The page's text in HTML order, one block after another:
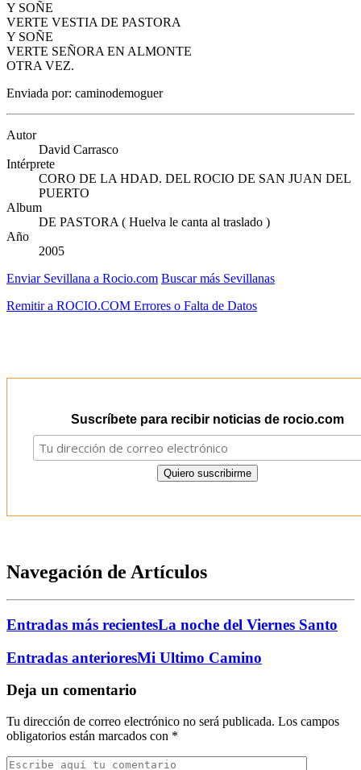
Y SOÑE
VERTE VESTIA DE PASTORA
Y SOÑE
VERTE SEÑORA EN ALMONTE
OTRA VEZ.
Enviada por: caminodemoguer
Autor
David Carrasco
Intérprete
CORO DE LA HDAD. DEL ROCIO DE SAN JUAN DEL
PUERTO
Album
DE PASTORA ( Huelva le canta al traslado )
Año
2005
Enviar Sevillana a Rocio.com Buscar más Sevillanas
Remitir a ROCIO.COM Errores o Falta de Datos
Suscríbete para recibir noticias de rocio.com
Navegación de Artículos
Entradas más recientesLa noche del Viernes Santo
Entradas anterioresMi Ultimo Camino
Deja un comentario
Tu dirección de correo electrónico no será publicada. Los campos
obligatorios están marcados con *